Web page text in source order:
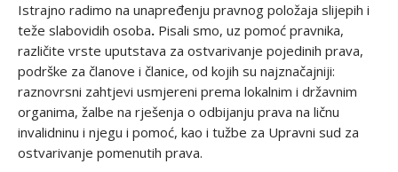
Istrajno radimo na unapređenju pravnog položaja slijepih i
teže slabovidih osoba. Pisali smo, uz pomoć pravnika,
različite vrste uputstava za ostvarivanje pojedinih prava,
podrške za članove i članice, od kojih su najznačajniji:
raznovrsni zahtjevi usmjereni prema lokalnim i državnim
organima, žalbe na rješenja o odbijanju prava na ličnu
invalidninu i njegu i pomoć, kao i tužbe za Upravni sud za
ostvarivanje pomenutih prava.